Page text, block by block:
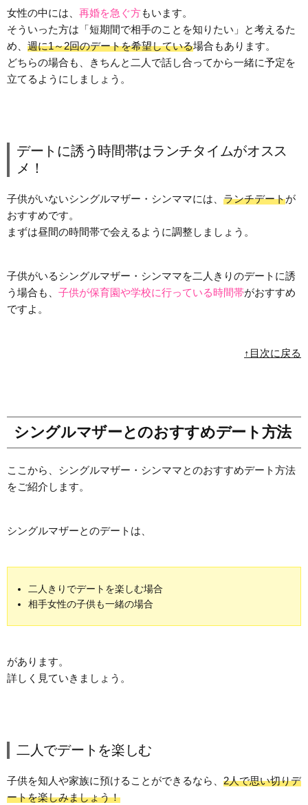
女性の中には、 再婚を急ぐ方もいます。
そういった方は「短期間で相手のことを知りたい」と考えるた
め、 週に1～2回のデートを希望している場合もあります。
どちらの場合も、きちんと二人で話し合ってから一緒に予定を
立てるようにしましょう。
デートに誘う時間帯はランチタイムがオスス
メ！
子供がいないシングルマザー・シンママには、 ランチデートが
おすすめです。
まずは昼間の時間帯で会えるように調整しましょう。
子供がいるシングルマザー・シンママを二人きりのデートに誘
う場合も、 子供が保育園や学校に行っている時間帯がおすすめ
ですよ。
↑目次に戻る
シングルマザーとのおすすめデート方法
ここから、シングルマザー・シンママとのおすすめデート方法
をご紹介します。
シングルマザーとのデートは、
二人きりでデートを楽しむ場合
相手女性の子供も一緒の場合
があります。
詳しく見ていきましょう。
二人でデートを楽しむ
子供を知人や家族に預けることができるなら、 2人で思い切りデ
ートを楽しみましょう！